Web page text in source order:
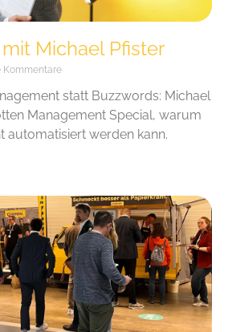
Michael Pfister
Kommentare
statt Buzzwords: Michael
Management Special, warum
automatisiert werden kann.